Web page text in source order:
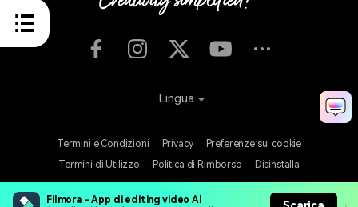
Filmora - App di editing video AI
Termini e Condizioni Privacy
Preferenze sui cookie
Termini di Utilizzo
Politica di Rimborso Disinstalla
Lingua